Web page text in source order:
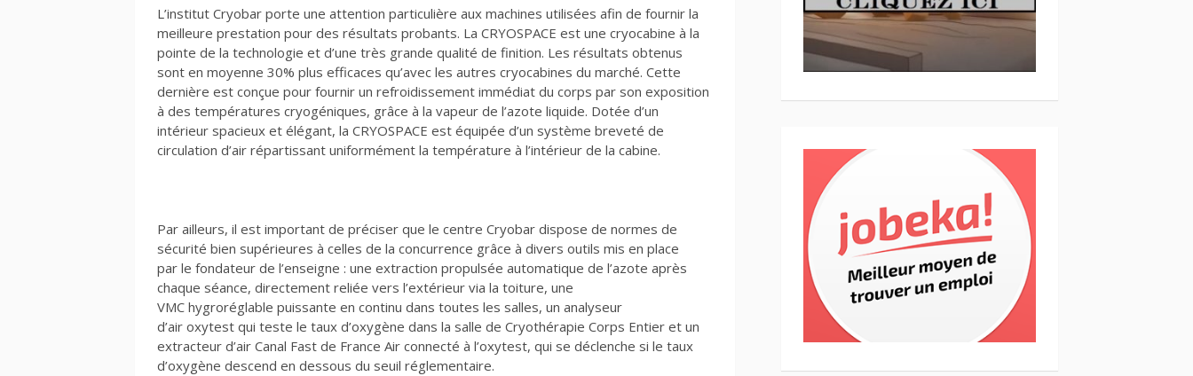
L’institut Cryobar porte une attention particulière aux machines utilisées afin de fournir la
meilleure prestation pour des résultats probants. La CRYOSPACE est une cryocabine à la
pointe de la technologie et d’une très grande qualité de finition. Les résultats obtenus
sont en moyenne 30% plus efficaces qu’avec les autres cryocabines du marché. Cette
dernière est conçue pour fournir un refroidissement immédiat du corps par son exposition
à des températures cryogéniques, grâce à la vapeur de l’azote liquide. Dotée d’un
intérieur spacieux et élégant, la CRYOSPACE est équipée d’un système breveté de
circulation d’air répartissant uniformément la température à l’intérieur de la cabine.
Par ailleurs, il est important de préciser que le centre Cryobar dispose de normes de
sécurité bien supérieures à celles de la concurrence grâce à divers outils mis en place
par le fondateur de l’enseigne : une extraction propulsée automatique de l’azote après
chaque séance, directement reliée vers l’extérieur via la toiture, une
VMC hygroréglable puissante en continu dans toutes les salles, un analyseur
d’air oxytest qui teste le taux d’oxygène dans la salle de Cryothérapie Corps Entier et un
extracteur d’air Canal Fast de France Air connecté à l’oxytest, qui se déclenche si le taux
d’oxygène descend en dessous du seuil réglementaire.